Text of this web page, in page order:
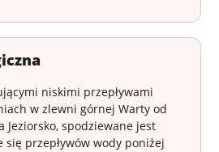
niskimi przepływami
w zlewni górnej Warty od
Jeziorsko, spodziewane jest
przepływów wody poniżej